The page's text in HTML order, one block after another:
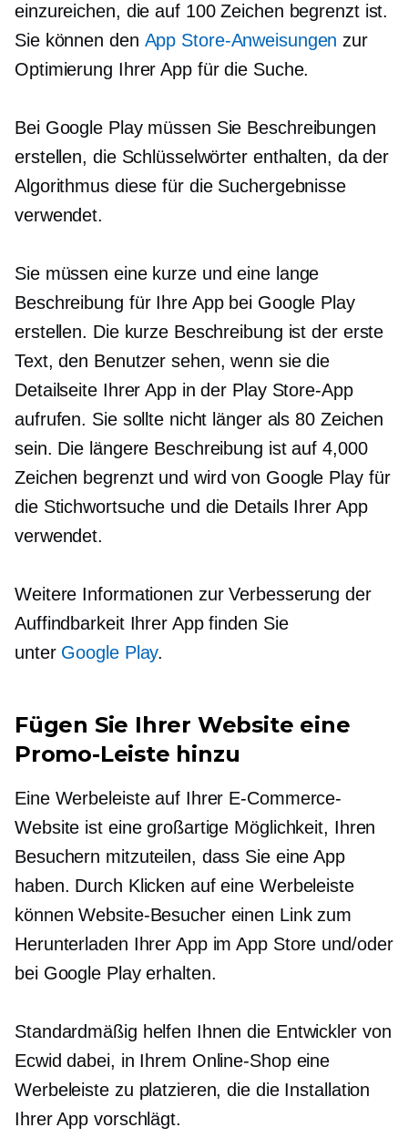
einzureichen, die auf 100 Zeichen begrenzt ist.
Sie können den App Store-Anweisungen zur
Optimierung Ihrer App für die Suche.
Bei Google Play müssen Sie Beschreibungen
erstellen, die Schlüsselwörter enthalten, da der
Algorithmus diese für die Suchergebnisse
verwendet.
Sie müssen eine kurze und eine lange
Beschreibung für Ihre App bei Google Play
erstellen. Die kurze Beschreibung ist der erste
Text, den Benutzer sehen, wenn sie die
Detailseite Ihrer App in der Play Store-App
aufrufen. Sie sollte nicht länger als 80 Zeichen
sein. Die längere Beschreibung ist auf 4,000
Zeichen begrenzt und wird von Google Play für
die Stichwortsuche und die Details Ihrer App
verwendet.
Weitere Informationen zur Verbesserung der
Auffindbarkeit Ihrer App finden Sie
unter Google Play.
Fügen Sie Ihrer Website eine
Promo-Leiste hinzu
Eine Werbeleiste auf Ihrer E-Commerce-
Website ist eine großartige Möglichkeit, Ihren
Besuchern mitzuteilen, dass Sie eine App
haben. Durch Klicken auf eine Werbeleiste
können Website-Besucher einen Link zum
Herunterladen Ihrer App im App Store und/oder
bei Google Play erhalten.
Standardmäßig helfen Ihnen die Entwickler von
Ecwid dabei, in Ihrem Online-Shop eine
Werbeleiste zu platzieren, die die Installation
Ihrer App vorschlägt.